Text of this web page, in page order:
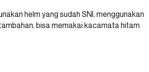
helm yang sudah SNI, menggunakan
bisa memakai kacamata hitam